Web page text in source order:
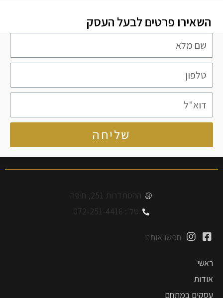
השאירו פרטים לבעל העסק
שליחה
ההסתדרות 251, חיפה
טל': 072-251-4416
חפשו אותנו
ראשי
אודות
עסקים במתחם